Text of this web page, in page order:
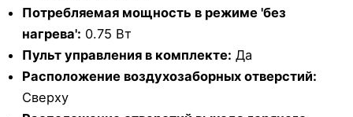
Потребляемая мощность в режиме 'без
нагрева': 0.75 Вт
Пульт управления в комплекте: Да
Расположение воздухозаборных отверстий:
Сверху